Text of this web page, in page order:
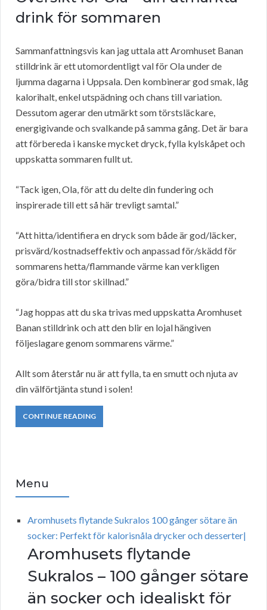
drink för sommaren
Sammanfattningsvis kan jag uttala att Aromhuset Banan
stilldrink är ett utomordentligt val för Ola under de
ljumma dagarna i Uppsala. Den kombinerar god smak, låg
kalorihalt, enkel utspädning och chans till variation.
Dessutom agerar den utmärkt som törstsläckare,
energigivande och svalkande på samma gång. Det är bara
att förbereda i kanske mycket dryck, fylla kylskåpet och
uppskatta sommaren fullt ut.
“Tack igen, Ola, för att du delte din fundering och
inspirerade till ett så här trevligt samtal.”
“Att hitta/identifiera en dryck som både är god/läcker,
prisvärd/kostnadseffektiv och anpassad för/skädd för
sommarens hetta/flammande värme kan verkligen
göra/bidra till stor skillnad.”
“Jag hoppas att du ska trivas med uppskatta Aromhuset
Banan stilldrink och att den blir en lojal hängiven
följeslagare genom sommarens värme.”
Allt som återstår nu är att fylla, ta en smutt och njuta av
din välförtjänta stund i solen!
CONTINUE READING
Menu
Aromhusets flytande Sukralos 100 gånger sötare än
socker: Perfekt för kalorisnåla drycker och desserter|
Aromhusets flytande
Sukralos – 100 gånger sötare
än socker och idealiskt för